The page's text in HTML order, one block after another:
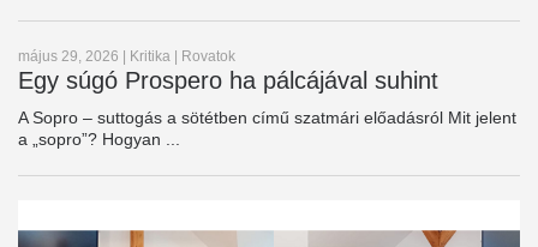
május 29, 2026 Kritika Rovatok
Egy súgó Prospero ha pálcájával suhint
A Sopro – suttogás a sötétben című szatmári előadásról Mit jelent
a „sopro”? Hogyan ...